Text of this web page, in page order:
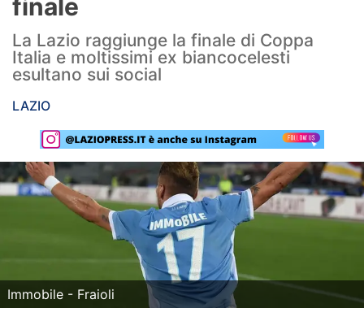
Infortuni
Primavera
Calciomercato
Lazio Women
Rassegna Lazio
Social
Champions League
finale
La Lazio raggiunge la finale di Coppa
Italia e moltissimi ex biancocelesti
esultano sui social
LAZIO
Immobile - Fraioli